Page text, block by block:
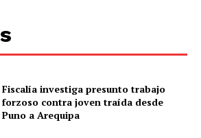
Fiscalía investiga presunto trabajo
forzoso contra joven traída desde
Puno a Arequipa